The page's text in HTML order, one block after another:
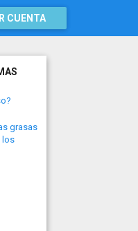
CUENTA
grasas
los